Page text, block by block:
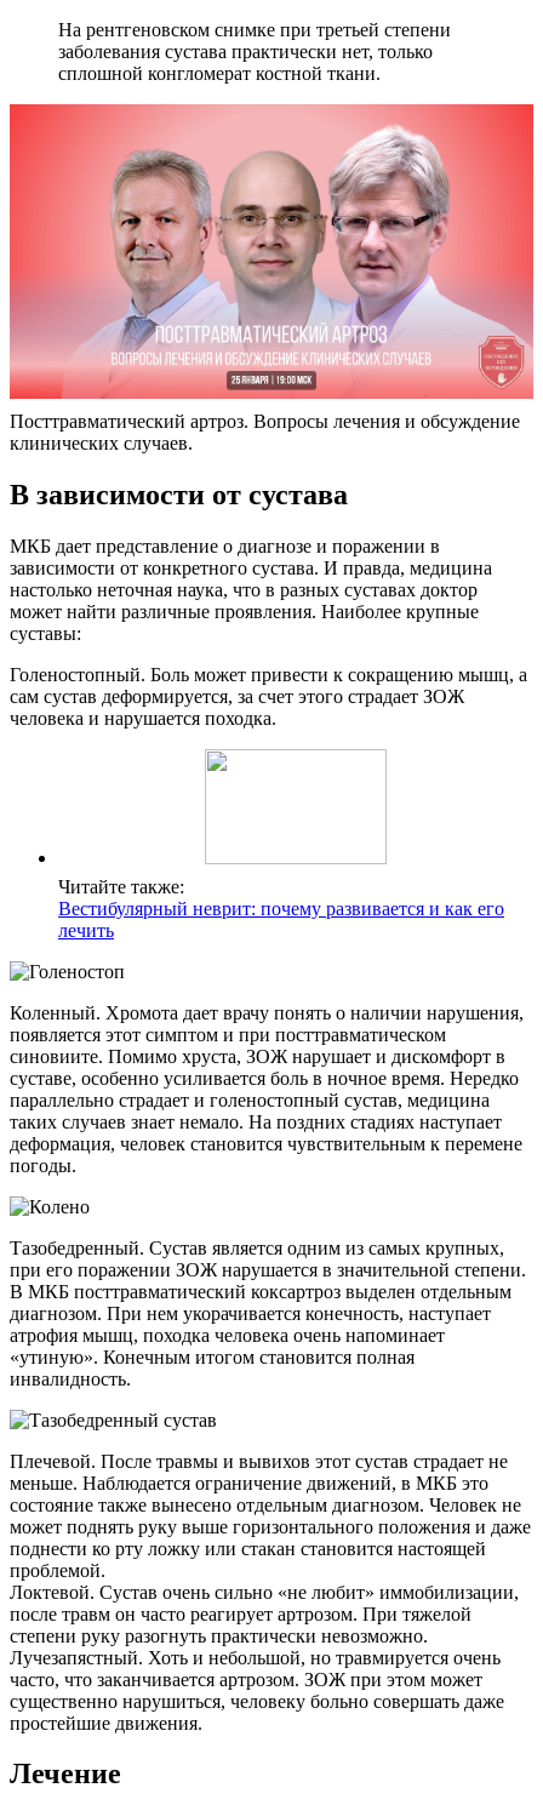
На рентгеновском снимке при третьей степени
заболевания сустава практически нет, только
сплошной конгломерат костной ткани.
Посттравматический артроз. Вопросы лечения и обсуждение
клинических случаев.
В зависимости от сустава
МКБ дает представление о диагнозе и поражении в
зависимости от конкретного сустава. И правда, медицина
настолько неточная наука, что в разных суставах доктор
может найти различные проявления. Наиболее крупные
суставы:
Голеностопный. Боль может привести к сокращению мышц, а
сам сустав деформируется, за счет этого страдает ЗОЖ
человека и нарушается походка.
Читайте также:
Вестибулярный неврит: почему развивается и как его
лечить
Коленный. Хромота дает врачу понять о наличии нарушения,
появляется этот симптом и при посттравматическом
синовиите. Помимо хруста, ЗОЖ нарушает и дискомфорт в
суставе, особенно усиливается боль в ночное время. Нередко
параллельно страдает и голеностопный сустав, медицина
таких случаев знает немало. На поздних стадиях наступает
деформация, человек становится чувствительным к перемене
погоды.
Тазобедренный. Сустав является одним из самых крупных,
при его поражении ЗОЖ нарушается в значительной степени.
В МКБ посттравматический коксартроз выделен отдельным
диагнозом. При нем укорачивается конечность, наступает
атрофия мышц, походка человека очень напоминает
«утиную». Конечным итогом становится полная
инвалидность.
Плечевой. После травмы и вывихов этот сустав страдает не
меньше. Наблюдается ограничение движений, в МКБ это
состояние также вынесено отдельным диагнозом. Человек не
может поднять руку выше горизонтального положения и даже
поднести ко рту ложку или стакан становится настоящей
проблемой.
Локтевой. Сустав очень сильно «не любит» иммобилизации,
после травм он часто реагирует артрозом. При тяжелой
степени руку разогнуть практически невозможно.
Лучезапястный. Хоть и небольшой, но травмируется очень
часто, что заканчивается артрозом. ЗОЖ при этом может
существенно нарушиться, человеку больно совершать даже
простейшие движения.
Лечение